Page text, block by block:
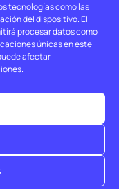
tecnologías como las
del dispositivo. El
procesar datos como
únicas en este
afectar